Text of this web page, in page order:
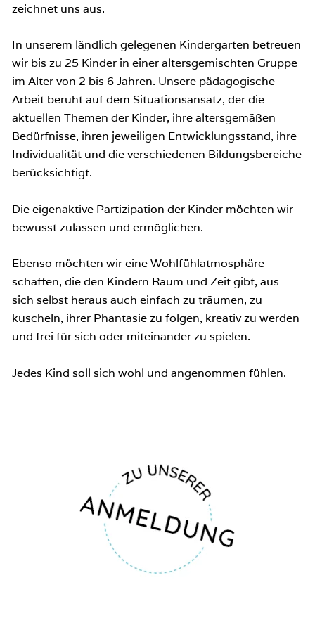
zeichnet uns aus.
In unserem ländlich gelegenen Kindergarten betreuen
wir bis zu 25 Kinder in einer altersgemischten Gruppe
im Alter von 2 bis 6 Jahren. Unsere pädagogische
Arbeit beruht auf dem Situationsansatz, der die
aktuellen Themen der Kinder, ihre altersgemäßen
Bedürfnisse, ihren jeweiligen Entwicklungsstand, ihre
Individualität und die verschiedenen Bildungsbereiche
berücksichtigt.
Die eigenaktive Partizipation der Kinder möchten wir
bewusst zulassen und ermöglichen.
Ebenso möchten wir eine Wohlfühlatmosphäre
schaffen, die den Kindern Raum und Zeit gibt, aus
sich selbst heraus auch einfach zu träumen, zu
kuscheln, ihrer Phantasie zu folgen, kreativ zu werden
und frei für sich oder miteinander zu spielen.
Jedes Kind soll sich wohl und angenommen fühlen.